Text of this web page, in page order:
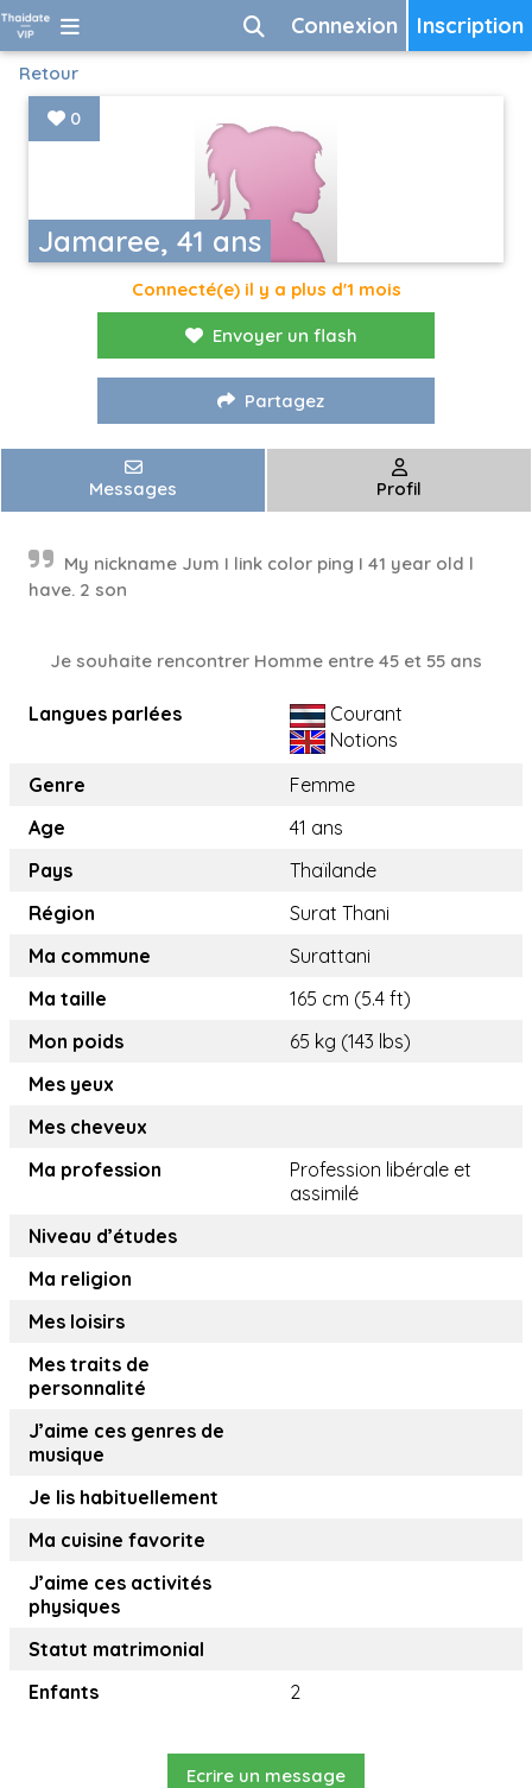
Inscription
Connexion
Retour
Jamaree, 41 ans
0
Connecté(e) il y a plus d'1 mois
Envoyer un flash
Partagez
Messages Profil
My nickname Jum I link color ping I 41 year old l
have. 2 son
Je souhaite rencontrer Homme entre 45 et 55 ans
Langues parlées
Courant
Notions
Genre
Femme
Age
41 ans
Pays
Thaïlande
Région
Surat Thani
Ma commune
Surattani
Ma taille
165 cm (5.4 ft)
Mon poids
65 kg (143 lbs)
Mes yeux
Mes cheveux
Ma profession
Profession libérale et
assimilé
Niveau d’études
Ma religion
Mes loisirs
Mes traits de
personnalité
J’aime ces genres de
musique
Je lis habituellement
Ma cuisine favorite
J’aime ces activités
physiques
Statut matrimonial
Enfants
2
Ecrire un message